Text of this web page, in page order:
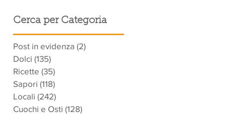
Cerca per Categoria
Post in evidenza (2)
Dolci (135)
Ricette (35)
Sapori (118)
Locali (242)
Cuochi e Osti (128)